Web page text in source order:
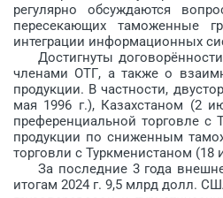
регулярно обсуждаются
пересекающих таможенные
интеграции информационных
Достигнуты договорённости
членами ОТГ, а также о
продукции. В частности,
мая 1996 г.), Казахстаном (2
преференциальной торговле с
продукции по сниженным
торговли с Туркменистаном
За последние 3 года
итогам 2024 г. 9,5 млрд долл.